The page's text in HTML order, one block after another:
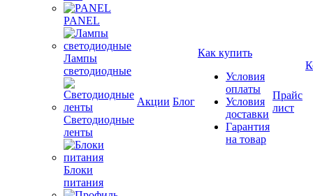
PANEL
Лампы
светодиодные
Светодиодные
ленты
Блоки
питания
Акции Блог
Как купить
Условия
оплаты
Условия
доставки
Гарантия
на товар
Прайс
лист